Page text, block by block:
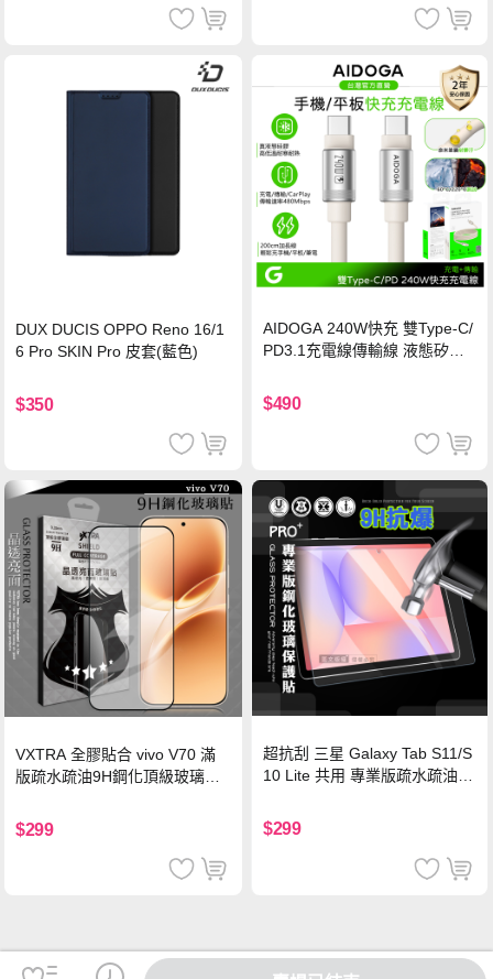
DUX DUCIS OPPO Reno 16/1
6 Pro SKIN Pro 皮套(藍色)
$350
AIDOGA 240W快充 雙Type-C/
PD3.1充電線傳輸線 液態矽膠
機/平板/筆電
$490
VXTRA 全膠貼合 vivo V70 滿
版疏水疏油9H鋼化頂級玻璃貼
$299
超抗刮 三星 Galaxy Tab S11/S
10 Lite 共用 專業版疏水疏油9
$299